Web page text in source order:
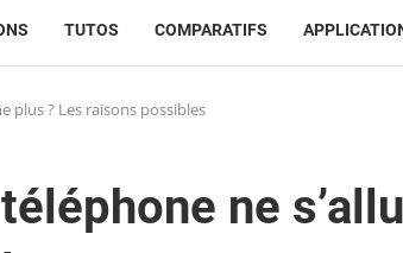
TUTOS COMPARATIFS
plus ? Les raisons possibles
ne